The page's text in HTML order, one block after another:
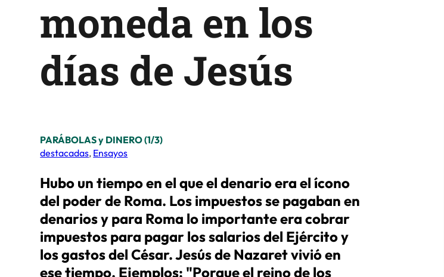
moneda en los
días de Jesús
PARÁBOLAS y DINERO (1/3)
destacadas, Ensayos
Hubo un tiempo en el que el denario era el ícono
del poder de Roma. Los impuestos se pagaban en
denarios y para Roma lo importante era cobrar
impuestos para pagar los salarios del Ejército y
los gastos del César. Jesús de Nazaret vivió en
ese tiempo. Ejemplos: "Porque el reino de los